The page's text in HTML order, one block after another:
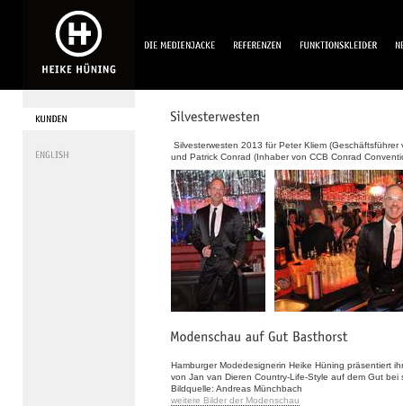
Silvesterwesten 2013 für Peter Kliem (Geschäftsführer
und Patrick Conrad (Inhaber von CCB Conrad
Hamburger Modedesignerin Heike Hüning präsentiert
von Jan van Dieren Country-Life-Style auf dem Gut bei
Bildquelle: Andreas Münchbach
weitere Bilder der Modenschau